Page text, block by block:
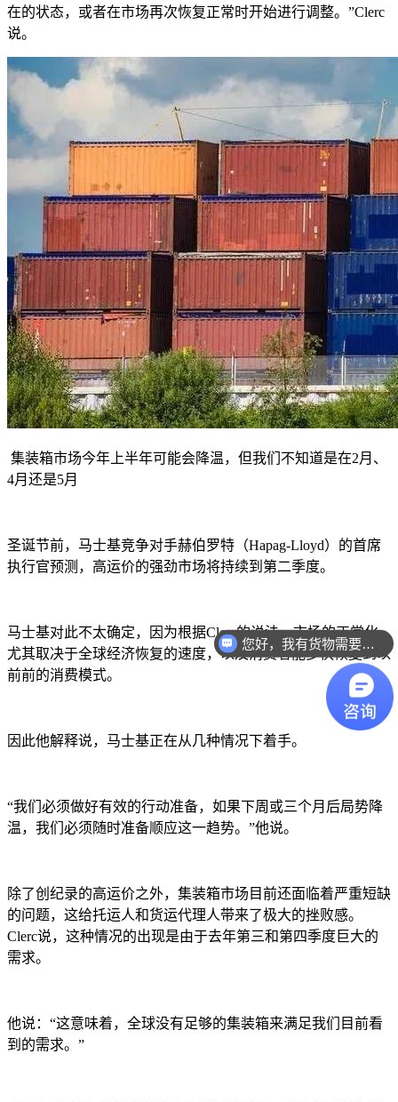
在的状态，或者在市场再次恢复正常时开始进行调整。”Clerc
说。
集装箱市场今年上半年可能会降温，但我们不知道是在2月、
4月还是5月
圣诞节前，马士基竞争对手赫伯罗特（Hapag-Lloyd）的首席
执行官预测，高运价的强劲市场将持续到第二季度。
马士基对此不太确定，因为根据Clerc的说法，市场的正常化
尤其取决于全球经济恢复的速度，以及消费者能多快恢复到以
前前的消费模式。
因此他解释说，马士基正在从几种情况下着手。
“我们必须做好有效的行动准备，如果下周或三个月后局势降
温，我们必须随时准备顺应这一趋势。”他说。
除了创纪录的高运价之外，集装箱市场目前还面临着严重短缺
的问题，这给托运人和货运代理人带来了极大的挫败感。
Clerc说，这种情况的出现是由于去年第三和第四季度巨大的
需求。
他说： “这意味着，全球没有足够的集装箱来满足我们目前看
到的需求。”
您好，我有货物需要你们的产品。